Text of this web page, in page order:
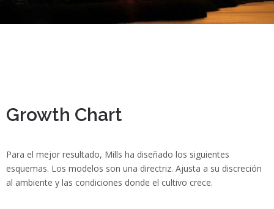
Growth Chart
Para el mejor resultado, Mills ha diseñado los siguientes
esquemas. Los modelos son una directriz. Ajusta a su discreción
al ambiente y las condiciones donde el cultivo crece.
Crecimiento